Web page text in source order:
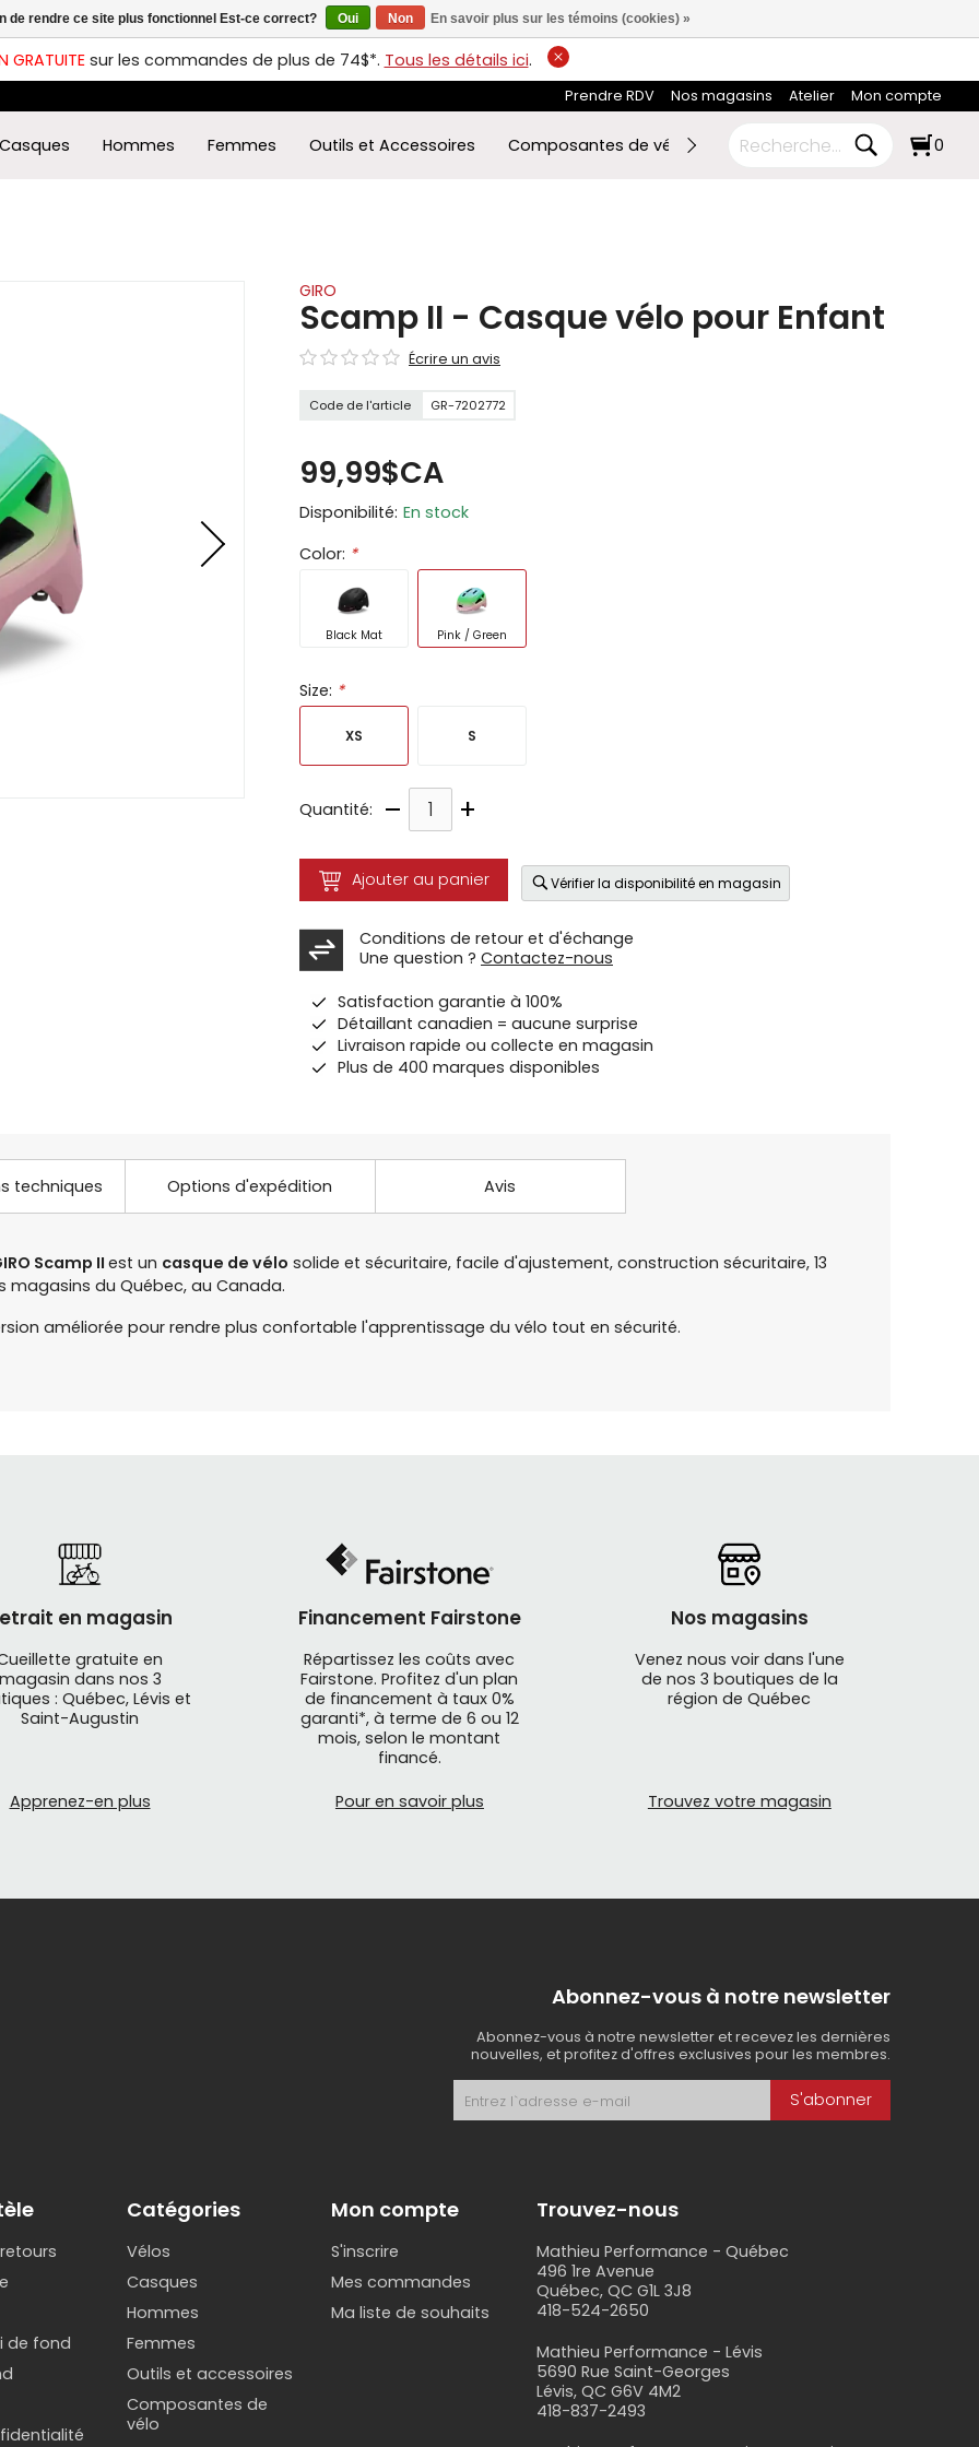
GRATUITEsur les commandes de plus de 74$*. Tous les détails ici.
Prendre RDV Nos magasins Atelier Mon compte
Casques Hommes Femmes Outils et Accessoires Composantes de vélo Ski de fond RABAIS FIN DE
0
GIRO
Scamp II - Casque vélo pour Enfant
Écrire un avis
Code de l'article GR-7202772
99,99$CA
Disponibilité: En stock
Color: *
Black Mat Pink / Green
Size: *
XS S
Quantité: – +
Ajouter au panier Vérifier la disponibilité en magasin
Conditions de retour et d'échange
Une question ? Contactez-nous
Satisfaction garantie à 100%
Détaillant canadien = aucune surprise
Livraison rapide ou collecte en magasin
Plus de 400 marques disponibles
techniques Options d'expédition Avis
Scamp II est un casque de vélo solide et sécuritaire, facile d'ajustement, construction sécuritaire, 13
magasins du Québec, au Canada.
améliorée pour rendre plus confortable l'apprentissage du vélo tout en sécurité.
en magasin
gratuite en
magasin dans nos 3
: Québec, Lévis et
Saint-Augustin
Apprenez-en plus
Financement Fairstone
Répartissez les coûts avec
Fairstone. Profitez d'un plan
de financement à taux 0%
garanti*, à terme de 6 ou 12
mois, selon le montant
financé.
Pour en savoir plus
Nos magasins
Venez nous voir dans l'une
de nos 3 boutiques de la
région de Québec
Trouvez votre magasin
Abonnez-vous à notre newsletter
Abonnez-vous à notre newsletter et recevez les dernières
nouvelles, et profitez d'offres exclusives pour les membres.
S'abonner
de fond
Catégories
Vélos
Casques
Hommes
Femmes
Outils et accessoires
Composantes de
vélo
Mon compte
S'inscrire
Mes commandes
Ma liste de souhaits
Trouvez-nous
Mathieu Performance - Québec
496 1re Avenue
Québec, QC G1L 3J8
418-524-2650
Mathieu Performance - Lévis
5690 Rue Saint-Georges
Lévis, QC G6V 4M2
418-837-2493
de rendre ce site plus fonctionnel Est-ce correct? Oui Non En savoir plus sur les témoins (cookies) »